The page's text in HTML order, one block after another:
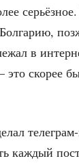
в
ско­рее
каж­дый